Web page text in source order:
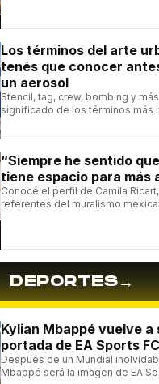
Los términos del arte
tenés que conocer
un aerosol
Stencil, tag, crew, bombing y
significado de los términos más
“Siempre he sentido
tiene espacio para más
Conocé el perfil de Camila
referentes del muralismo
DEPORTES→
Kylian Mbappé vuelve a
portada de EA Sports
Después de un Mundial
Mbappé será la imagen de EA